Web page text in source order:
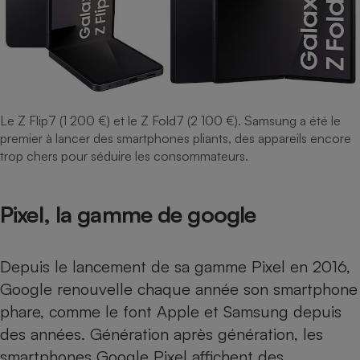
Le Z Flip7 (1 200 €) et le Z Fold7 (2 100 €). Samsung a été le
premier à lancer des smartphones pliants, des appareils encore
trop chers pour séduire les consommateurs.
Pixel, la gamme de google
Depuis le lancement de sa gamme Pixel en 2016,
Google renouvelle chaque année son smartphone
phare, comme le font Apple et Samsung depuis
des années. Génération après génération, les